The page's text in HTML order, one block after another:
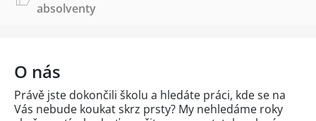
absolventy
O nás
Právě jste dokončili školu a hledáte práci, kde se na
Vás nebude koukat skrz prsty? My nehledáme roky